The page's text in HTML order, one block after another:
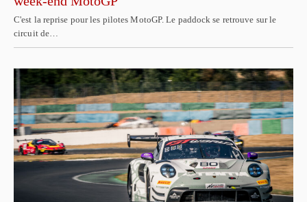
C'est la reprise pour les pilotes MotoGP. Le paddock se retrouve sur le
circuit de…